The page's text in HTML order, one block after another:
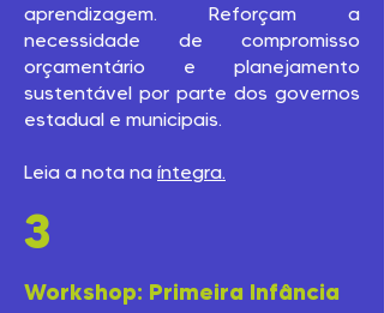
aprendizagem. Reforçam a
necessidade de compromisso
orçamentário e planejamento
sustentável por parte dos governos
estadual e municipais.
Leia a nota na íntegra.
3
Workshop: Primeira Infância